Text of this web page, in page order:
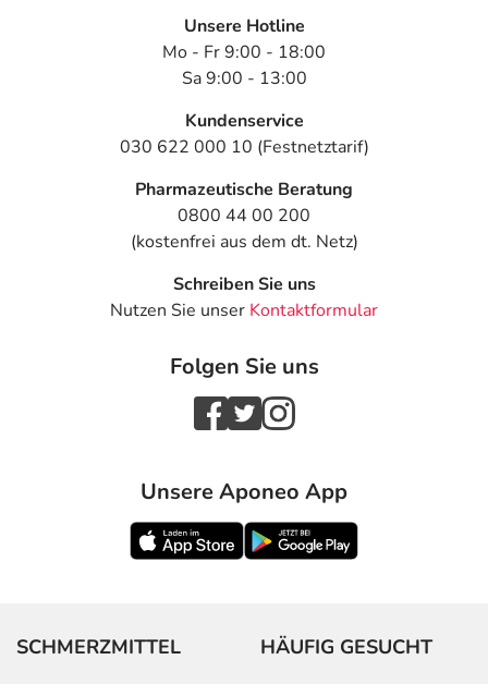
Unsere Hotline
Mo - Fr 9:00 - 18:00
Sa 9:00 - 13:00
Kundenservice
030 622 000 10 (Festnetztarif)
Pharmazeutische Beratung
0800 44 00 200
(kostenfrei aus dem dt. Netz)
Schreiben Sie uns
Nutzen Sie unser Kontaktformular
Folgen Sie uns
Unsere Aponeo App
SCHMERZMITTEL HÄUFIG GESUCHT